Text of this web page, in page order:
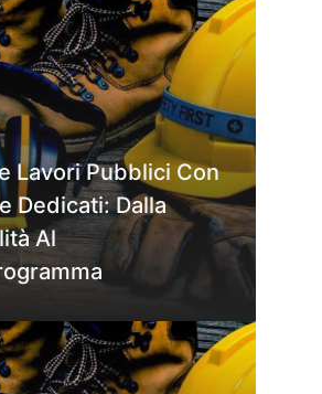
Lavori Pubblici Con
Dedicati: Dalla
Al